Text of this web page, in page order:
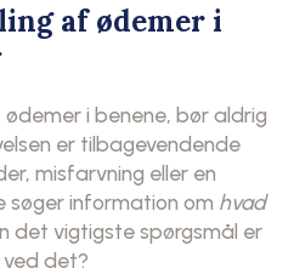
af ødemer i
i benene, bør aldrig
er tilbagevendende
misfarvning eller en
søger information om hvad
det vigtigste spørgsmål er
det?